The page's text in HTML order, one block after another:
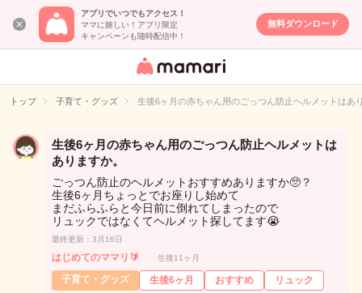
アプリでいつでもアクセス！
ママに嬉しい！アプリ限定
キャンペーンも随時配信中！
無料ダウンロード
女性専用匿名QA
イト
トップ 子育て・グッズ 生後6ヶ月の赤ちゃん用のごっつん防止ヘルメットはあ
生後6ヶ月の赤ちゃん用のごっつん防止ヘルメットは
ありますか。
ごっつん防止のヘルメットおすすめありますか🥺？
生後6ヶ月ちょっとでお座りし始めて
まだふらふらと今日前に倒れてしまったので
リュックではなくてヘルメット探してます😭
最終更新：3月16日
はじめてのママリ🔰 生後11ヶ月
子育て・グッズ 生後6ヶ月 おすすめ リュック